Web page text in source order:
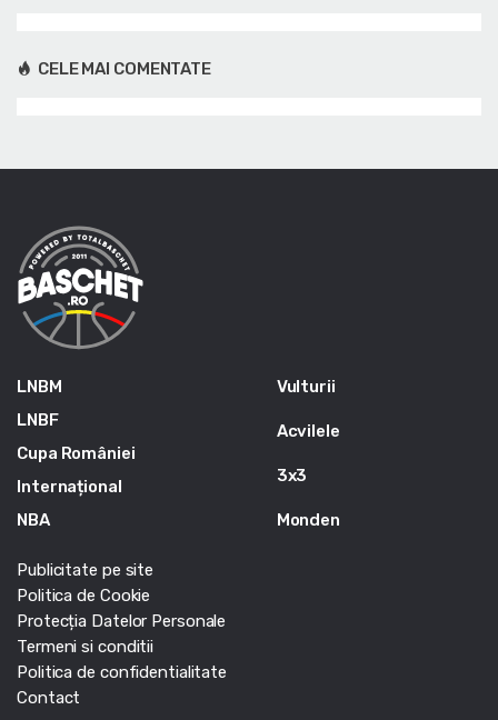
CELE MAI COMENTATE
LNBM
LNBF
Cupa României
Internațional
NBA
Vulturii
Acvilele
3x3
Monden
Publicitate pe site
Politica de Cookie
Protecția Datelor Personale
Termeni si conditii
Politica de confidentialitate
Contact